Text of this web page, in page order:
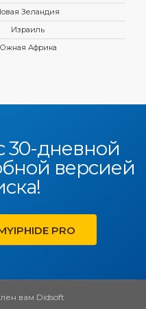
Зеландия
Израиль
Африка
30-дневной
версией
PRO
вам Didsoft